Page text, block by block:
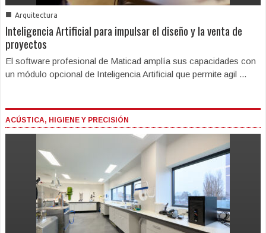
■ Arquitectura
Inteligencia Artificial para impulsar el diseño y la venta de
proyectos
El software profesional de Maticad amplía sus capacidades con
un módulo opcional de Inteligencia Artificial que permite agil ...
ACÚSTICA, HIGIENE Y PRECISIÓN